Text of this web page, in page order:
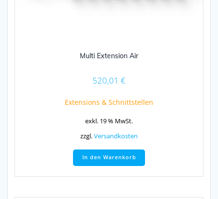
Multi Extension Air
520,01 €
Extensions & Schnittstellen
exkl. 19 % MwSt.
zzgl.Versandkosten
In den Warenkorb